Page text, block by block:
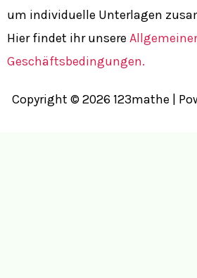
um individuelle Unterlagen
Hier findet ihr unsere
Geschäftsbedingungen.
Copyright © 2026 123mathe |